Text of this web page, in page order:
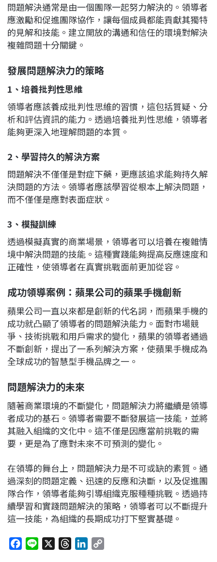
問題解決通常是由一個團隊一起努力解決的。領導者
應激勵和促進團隊協作，讓每個成員都能貢獻其獨特
的見解和技能。建立開放的溝通和信任的環境對解決
複雜問題十分關鍵。
發展問題解決力的策略
1、培養批判性思維
領導者應該養成批判性思維的習慣，這包括質疑、分
析和評估資訊的能力。透過培養批判性思維，領導者
能夠更深入地理解問題的本質。
2、學習持久的解決方案
問題解決不僅僅是對症下藥，更應該追求能夠持久解
決問題的方法。領導者應該學習從根本上解決問題，
而不僅僅是應對表面症狀。
3、模擬訓練
透過模擬真實的商業場景，領導者可以培養在複雜情
境中解決問題的技能。這種實踐能夠提高反應速度和
正確性，使領導者在真實挑戰面前更加從容。
成功領導案例：蘋果公司的蘋果手機創新
蘋果公司一直以來都是創新的代名詞，而蘋果手機的
成功就凸顯了領導者的問題解決能力。面對市場競
爭、技術挑戰和用戶需求的變化，蘋果的領導者通過
不斷創新，提出了一系列解決方案，使蘋果手機成為
全球成功的智慧型手機品牌之一。
問題解決力的未來
隨著商業環境的不斷變化，問題解決力將繼續是領導
者成功的基石。領導者需要不斷發展這一技能，並將
其融入組織的文化中。這不僅是因應當前挑戰的需
要，更是為了應對未來不可預測的變化。
在領導的舞台上，問題解決力是不可或缺的素質。通
過深刻的問題定義、迅速的反應和決斷，以及促進團
隊合作，領導者能夠引導組織克服種種挑戰。透過持
續學習和實踐問題解決的策略，領導者可以不斷提升
這一技能，為組織的長期成功打下堅實基礎。